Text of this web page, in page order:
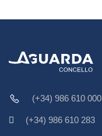
(+34) 986 610 000
(+34) 986 610 283